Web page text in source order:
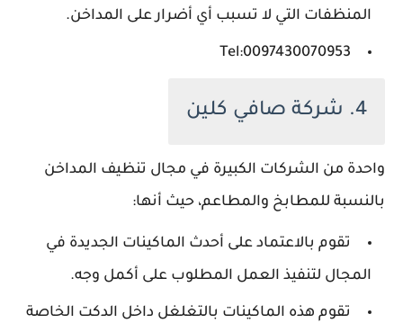
المنظفات التي لا تسبب أي أضرار على المداخن.
Tel:0097430070953
4. شركة صافي كلين
واحدة من الشركات الكبيرة في مجال تنظيف المداخن
بالنسبة للمطابخ والمطاعم، حيث أنها:
تقوم بالاعتماد على أحدث الماكينات الجديدة في
المجال لتنفيذ العمل المطلوب على أكمل وجه.
تقوم هذه الماكينات بالتغلغل داخل الدكت الخاصة